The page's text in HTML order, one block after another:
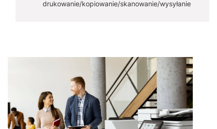
drukowanie/kopiowanie/skanowanie/wysyłanie